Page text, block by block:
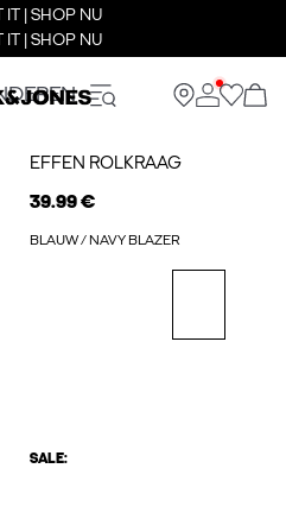
IT | SHOP NU
IT | SHOP NU
EFFEN ROLKRAAG
39.99 €
BLAUW / NAVY BLAZER
SALE: